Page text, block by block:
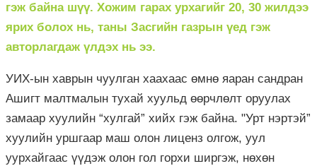
гэж байна шүү. Хожим гарах урхагийг 20, 30 жилдээ
ярих болох нь, таны Засгийн газрын үед гэж
авторлагдаж үлдэх нь ээ.
УИХ-ын хаврын чуулган хаахаас өмнө яаран сандран
Ашигт малтмалын тухай хуульд өөрчлөлт оруулах
замаар хуулийн “хулгай” хийх гэж байна. "Урт нэртэй”
хуулийн уршгаар маш олон лиценз олгож, уул
уурхайгаас үүдэж олон гол горхи ширгэж, нөхөн